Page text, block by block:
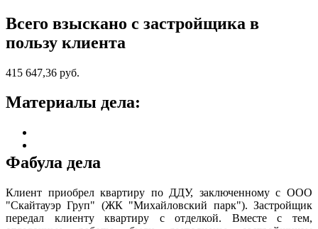
Всего взыскано с застройщика в
пользу клиента
415 647,36 руб.
Материалы дела:
Фабула дела
Клиент приобрел квартиру по ДДУ, заключенному с ООО
"Скайтауэр Груп" (ЖК "Михайловский парк"). Застройщик
передал клиенту квартиру с отделкой. Вместе с тем,